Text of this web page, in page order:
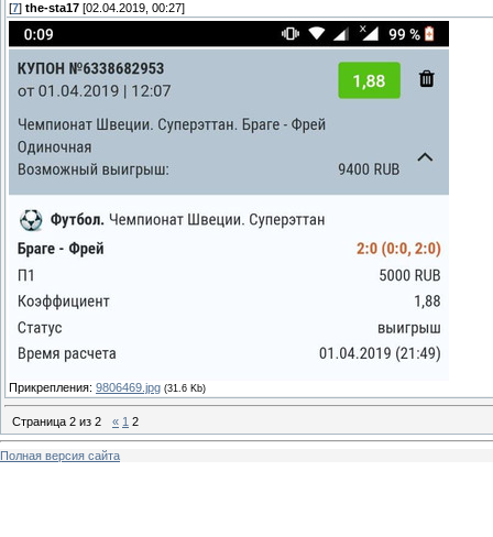
[7] the-sta17 [02.04.2019, 00:27]
Прикрепления: 9806469.jpg (31.6 Kb)
Страница 2 из 2 « 1 2
Полная версия сайта